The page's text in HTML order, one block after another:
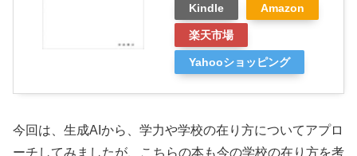
Kindle Amazon
楽天市場
Yahooショッピング
今回は、生成AIから、学力や学校の在り方についてアプロ
ーチしてみましたが、こちらの本も今の学校の在り方を考